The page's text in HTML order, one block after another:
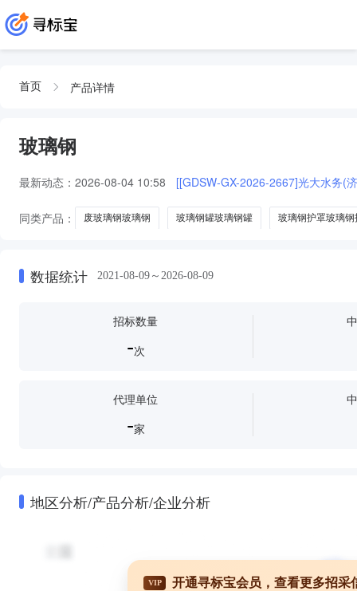
首页 产品详情
玻璃钢
最新动态： 2026-08-04 10:58 [[GDSW-GX-2026-2667]光大水务(
同类产品： 废玻璃钢玻璃钢 玻璃钢罐玻璃钢罐 玻璃钢护罩玻璃钢
数据统计 2021-08-09～2026-08-09
招标数量
-次
代理单位
-家
地区分析/产品分析/企业分析
VIP 开通寻标宝会员，查看更多招采